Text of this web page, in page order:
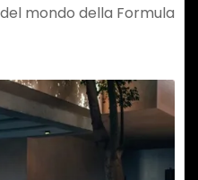
mondo della Formula